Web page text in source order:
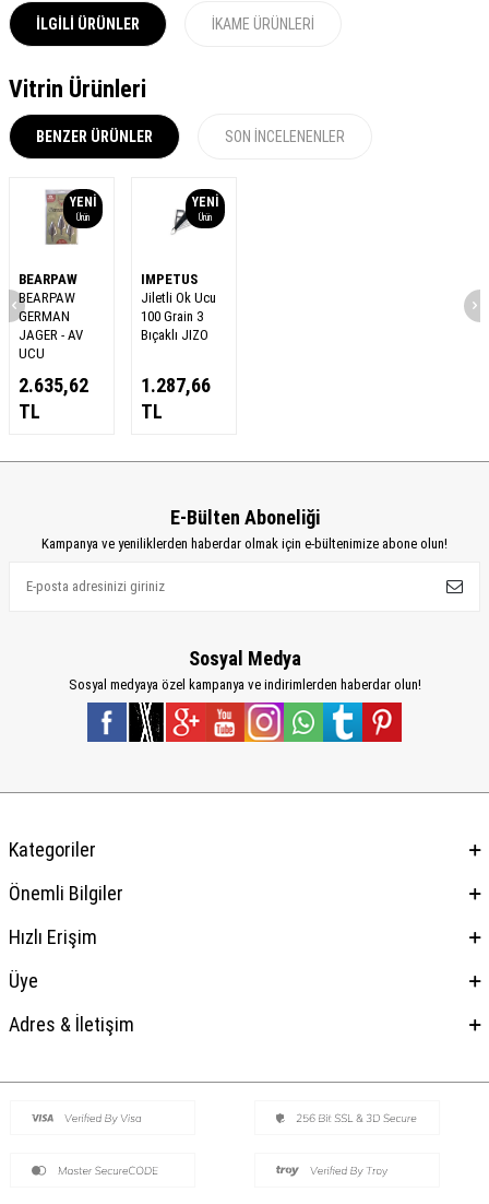
İLGILI ÜRÜNLER İKAME ÜRÜNLERI
Vitrin Ürünleri
BENZER ÜRÜNLER SON İNCELENENLER
YENI
Ürün
BEARPAW
BEARPAW
GERMAN
JAGER - AV
UCU
2.635,62
TL
YENI
Ürün
IMPETUS
Jiletli Ok Ucu
100 Grain 3
Bıçaklı JIZO
1.287,66
TL
E-Bülten Aboneliği
Kampanya ve yeniliklerden haberdar olmak için e-bültenimize abone olun!
Sosyal Medya
Sosyal medyaya özel kampanya ve indirimlerden haberdar olun!
Kategoriler
Önemli Bilgiler
Hızlı Erişim
Üye
Adres & İletişim